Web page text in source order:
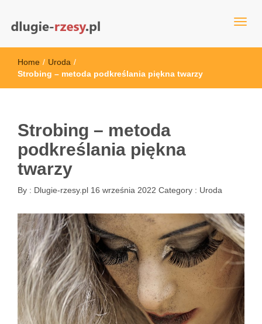
dlugie-rzesy.pl
Home / Uroda /
Strobing – metoda podkreślania piękna twarzy
Strobing – metoda
podkreślania piękna
twarzy
By : Dlugie-rzesy.pl 16 września 2022 Category : Uroda